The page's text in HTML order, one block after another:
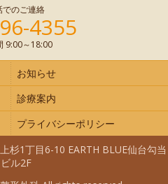
でのご連絡
4355
9:00～18:00
お知らせ
診療案内
プライバシーポリシー
杉1丁目6-10 EARTH BLUE仙台勾当
ル2F